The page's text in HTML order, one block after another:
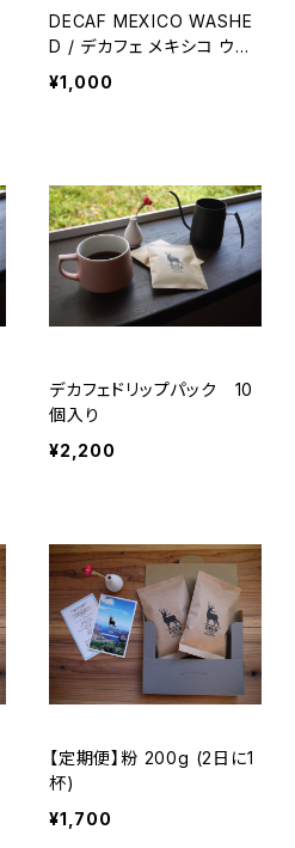
DECAF MEXICO WASHE
D / デカフェ メキシコ ウォ
ッシュド
¥1,000
デカフェドリップパック 10
個入り
¥2,200
【定期便】粉 200g (2日に1
杯)
¥1,700